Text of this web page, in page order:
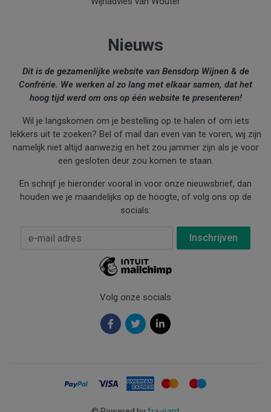
Nieuws
Dit is de gezamenlijke website van Bensdorp Wijnen & de
Confrérie. We werken al zo lang met elkaar samen, dat het
hoog tijd werd om ons op één website te presenteren!
Wil je langskomen om je bestelling op te halen of om iets
lekkers uit te zoeken? Bel of mail dan even van te voren, wij zijn
namelijk niet altijd aanwezig en het zou jammer zijn als je voor
een gesloten deur zou komen te staan.
En schrijf je hieronder vooral in voor onze nieuwsbrief, dan
houden we je maandelijks op de hoogte, of volg ons op de
socials:
E-mail Adres
Volg onze socials